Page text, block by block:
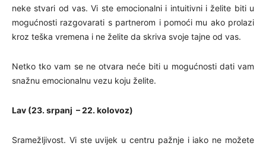
neke stvari od vas. Vi ste emocionalni i intuitivni i želite biti u
mogućnosti razgovarati s partnerom i pomoći mu ako prolazi
kroz teška vremena i ne želite da skriva svoje tajne od vas.
Netko tko vam se ne otvara neće biti u mogućnosti dati vam
snažnu emocionalnu vezu koju želite.
Lav (23. srpanj – 22. kolovoz)
Sramežljivost. Vi ste uvijek u centru pažnje i iako ne možete